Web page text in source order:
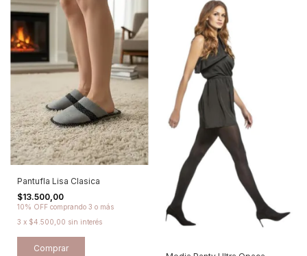
Pantufla Lisa Clasica
$13.500,00
10% OFF comprando 3 o más
3 x $4.500,00 sin interés
Comprar